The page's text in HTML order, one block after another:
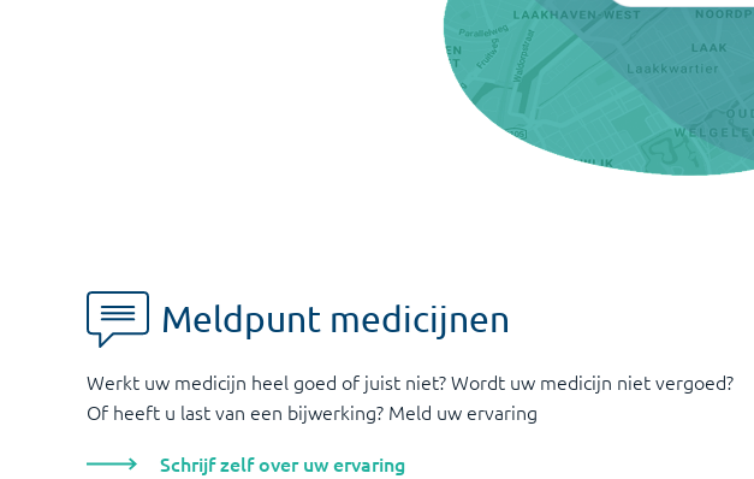
Meldpunt medicijnen
Werkt uw medicijn heel goed of juist niet? Wordt uw medicijn niet vergoed?
Of heeft u last van een bijwerking? Meld uw ervaring
Schrijf zelf over uw ervaring